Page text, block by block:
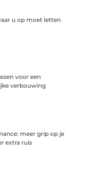
u op moet letten
voor een
verbouwing
meer grip op je
extra ruis